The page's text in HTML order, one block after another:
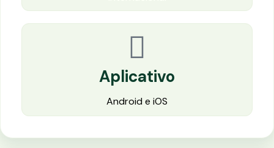
Aplicativo
Android e iOS